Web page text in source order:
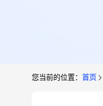
您当前的位置： 首页